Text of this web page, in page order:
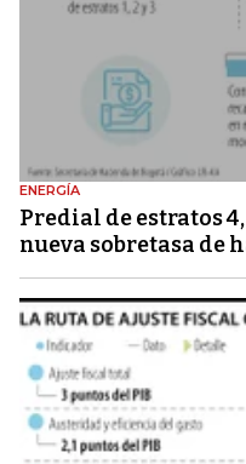
ENERGÍA
Predial de estratos
nueva sobretasa de